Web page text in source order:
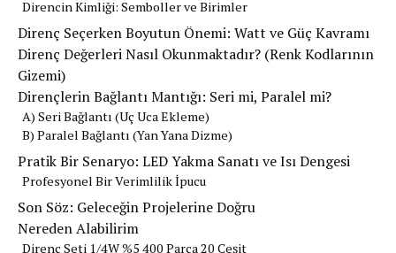
​Direncin Kimliği: Semboller ve Birimler
Direnç Seçerken Boyutun Önemi: Watt ve Güç Kavramı
Direnç Değerleri Nasıl Okunmaktadır? (Renk Kodlarının
Gizemi)
Dirençlerin Bağlantı Mantığı: Seri mi, Paralel mi?
​A) Seri Bağlantı (Uç Uca Ekleme)
B) Paralel Bağlantı (Yan Yana Dizme)
Pratik Bir Senaryo: LED Yakma Sanatı ve Isı Dengesi
Profesyonel Bir Verimlilik İpucu
Son Söz: Geleceğin Projelerine Doğru
Nereden Alabilirim
Direnç Seti 1/4W %5 400 Parça 20 Çeşit